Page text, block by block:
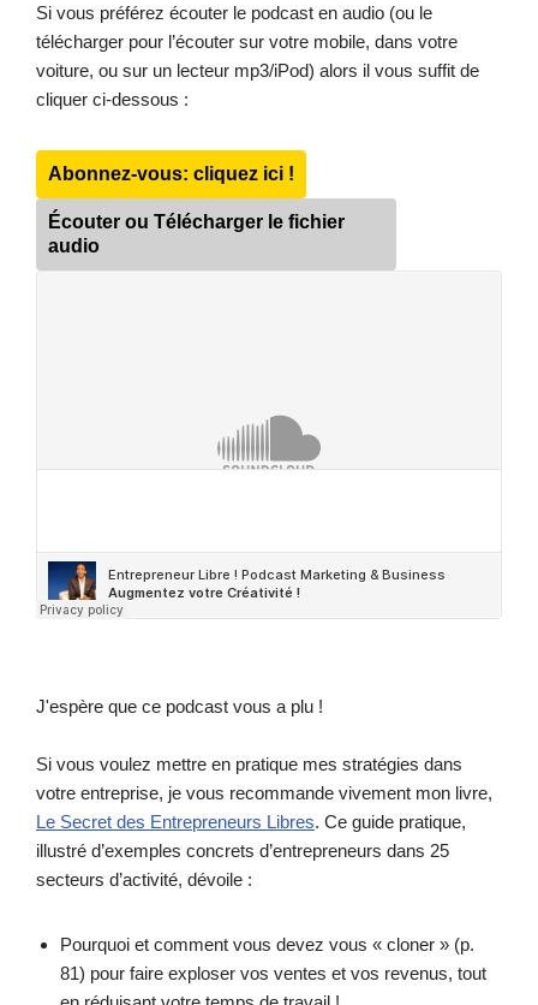
Si vous préférez écouter le podcast en audio (ou le
télécharger pour l’écouter sur votre mobile, dans votre
voiture, ou sur un lecteur mp3/iPod) alors il vous suffit de
cliquer ci-dessous :
Abonnez-vous: cliquez ici !
Écouter ou Télécharger le fichier
audio
J'espère que ce podcast vous a plu !
Si vous voulez mettre en pratique mes stratégies dans
votre entreprise, je vous recommande vivement mon livre,
Le Secret des Entrepreneurs Libres. Ce guide pratique,
illustré d’exemples concrets d’entrepreneurs dans 25
secteurs d’activité, dévoile :
Pourquoi et comment vous devez vous « cloner » (p.
81) pour faire exploser vos ventes et vos revenus, tout